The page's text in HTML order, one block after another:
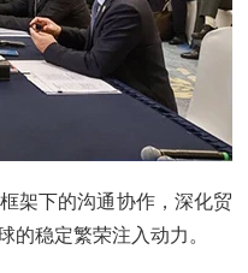
架下的沟通协作，深化贸
的稳定繁荣注入动力。